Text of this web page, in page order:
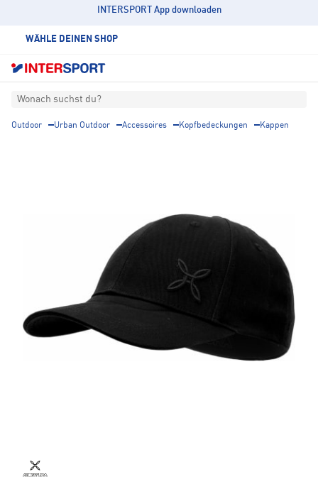
INTERSPORT App downloaden
WÄHLE DEINEN SHOP
Wonach suchst du?
Outdoor Urban Outdoor Accessoires Kopfbedeckungen Kappen